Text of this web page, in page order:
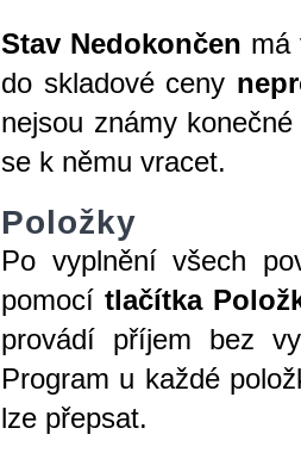
Stav Nedokončen má
do skladové ceny
nejsou známy
se k němu vracet.
Položky
Po vyplnění všech
pomocítlačítka
provádí příjem bez
Program u každé
lze přepsat.